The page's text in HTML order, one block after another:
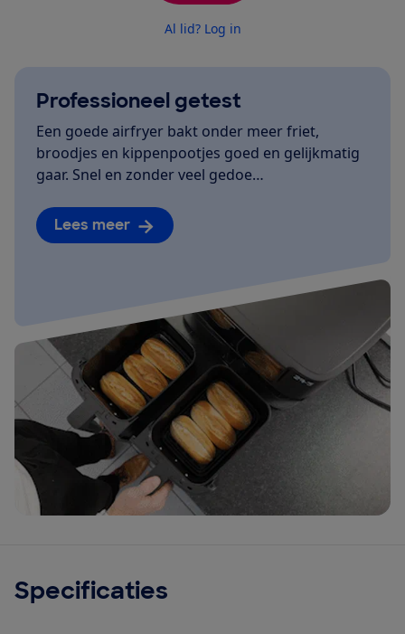
Al lid? Log in
Professioneel getest
Een goede airfryer bakt onder meer friet,
broodjes en kippenpootjes goed en gelijkmatig
gaar. Snel en zonder veel gedoe…
Lees meer
Specificaties